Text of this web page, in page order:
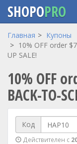
Перейти
основному
SHOPOPRO
Главная
Купоны
10% OFF order
UP SALE!
10% OFF
BACK-TO-
Код
Действителен с